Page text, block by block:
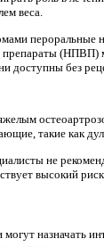
веса.
пероральные
препараты (НПВП)
доступны без
такие как
не
высокий
назначать